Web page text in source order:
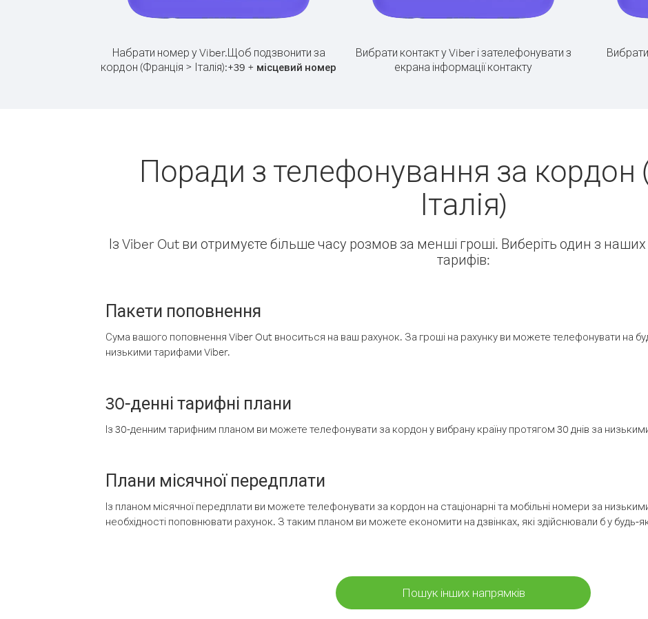
Набрати номер у Viber.Щоб подзвонити за
кордон (Франція > Італія):+39 + місцевий номер
Вибрати контакт у Viber і зателефонувати з
екрана інформації контакту
Поради з телефонування за кордон
Італія)
Із Viber Out ви отримуєте більше часу розмов за менші гроші. Виберіть один з наших
тарифів:
Пакети поповнення
Сума вашого поповнення Viber Out вноситься на ваш рахунок. За гроші на рахунку ви можете телефонувати на
низькими тарифами Viber.
30-денні тарифні плани
Із 30-денним тарифним планом ви можете телефонувати за кордон у вибрану країну протягом 30 днів за
Плани місячної передплати
Із планом місячної передплати ви можете телефонувати за кордон на стаціонарні та мобільні номери за
необхідності поповнювати рахунок. З таким планом ви можете економити на дзвінках, які здійснювали б у будь-
Пошук інших напрямків